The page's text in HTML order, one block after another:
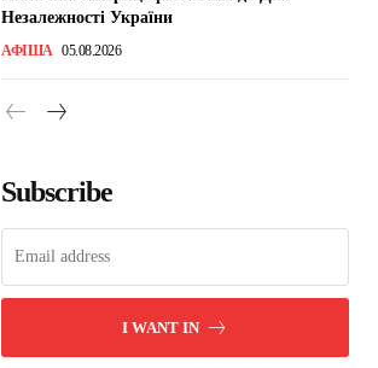
Незалежності України
АФІША 05.08.2026
Subscribe
I WANT IN